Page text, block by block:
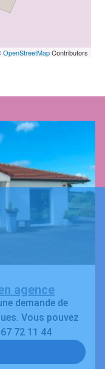
OpenStreetMapContributors
agence
demande de
Vous pouvez
72 11 44